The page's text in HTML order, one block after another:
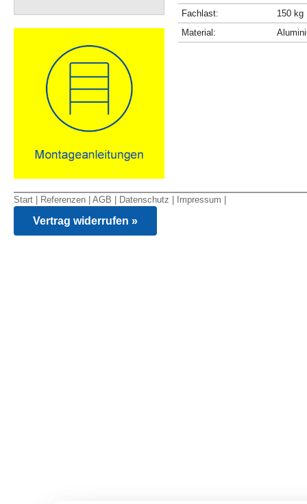
Fachlast:
150 kg
Material:
Start Referenzen AGB Datenschutz Impressum
Vertrag widerrufen »